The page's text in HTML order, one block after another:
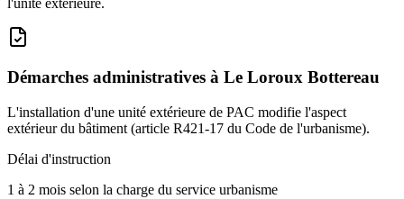
Démarches administratives à Le Loroux Bottereau
L'installation d'une unité extérieure de PAC modifie l'aspect
extérieur du bâtiment (article R421-17 du Code de l'urbanisme).
Délai d'instruction
1 à 2 mois selon la charge du service urbanisme